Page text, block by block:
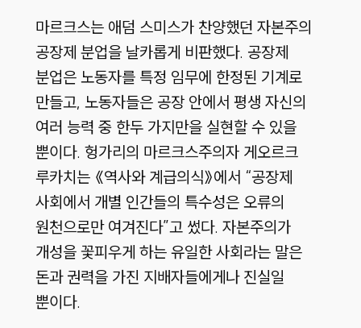
마르크스는 애덤 스미스가 찬양했던 자본주의
공장제 분업을 날카롭게 비판했다. 공장제
분업은 노동자를 특정 임무에 한정된 기계로
만들고, 노동자들은 공장 안에서 평생 자신의
여러 능력 중 한두 가지만을 실현할 수 있을
뿐이다. 헝가리의 마르크스주의자 게오르크
루카치는 《역사와 계급의식》에서 “공장제
사회에서 개별 인간들의 특수성은 오류의
원천으로만 여겨진다”고 썼다. 자본주의가
개성을 꽃피우게 하는 유일한 사회라는 말은
돈과 권력을 가진 지배자들에게나 진실일
뿐이다.